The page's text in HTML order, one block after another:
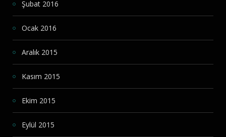
Şubat 2016
Ocak 2016
Aralık 2015
Kasım 2015
Ekim 2015
Eylül 2015